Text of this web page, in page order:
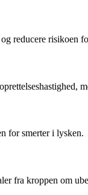
reducere risikoen
for smerter i lysken.
fra kroppen om